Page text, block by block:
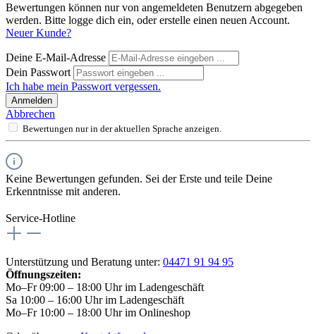
Bewertungen können nur von angemeldeten Benutzern abgegeben
werden. Bitte logge dich ein, oder erstelle einen neuen Account.
Neuer Kunde?
Deine E-Mail-Adresse
Dein Passwort
Ich habe mein Passwort vergessen.
Anmelden
Abbrechen
Bewertungen nur in der aktuellen Sprache anzeigen.
Keine Bewertungen gefunden. Sei der Erste und teile Deine
Erkenntnisse mit anderen.
Service-Hotline
Unterstützung und Beratung unter: 04471 91 94 95
Öffnungszeiten:
Mo–Fr 09:00 – 18:00 Uhr im Ladengeschäft
Sa 10:00 – 16:00 Uhr im Ladengeschäft
Mo–Fr 10:00 – 18:00 Uhr im Onlineshop